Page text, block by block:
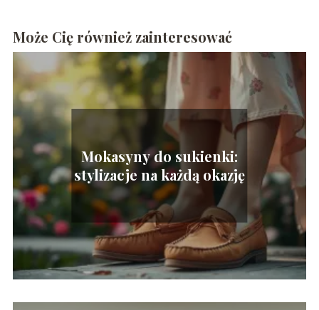
Może Cię również zainteresować
Mokasyny do sukienki:
stylizacje na każdą okazję